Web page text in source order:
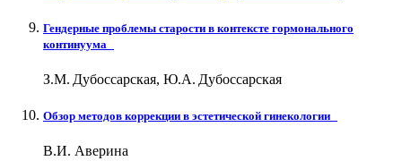
Гендерные проблемы старости в контексте гормонального
континуума
З.М. Дубоссарская, Ю.А. Дубоссарская
Обзор методов коррекции в эстетической гинекологии
В.И. Аверина